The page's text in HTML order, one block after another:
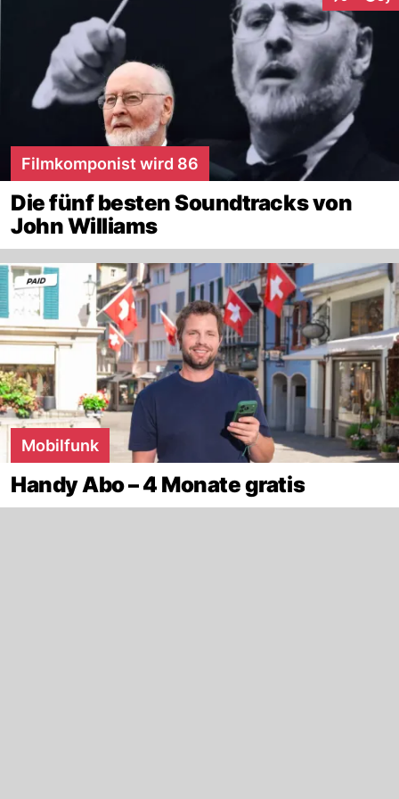
Filmkomponist wird 86
Die fünf besten Soundtracks von
John Williams
Mobilfunk
Handy Abo – 4 Monate gratis